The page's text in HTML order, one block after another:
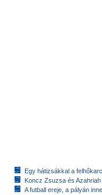
Egy hátizsákkal a
Koncz Zsuzsa és
A futball ereje, a pályán